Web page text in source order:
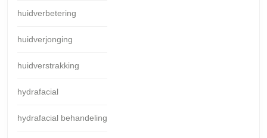
huidverbetering
huidverjonging
huidverstrakking
hydrafacial
hydrafacial behandeling